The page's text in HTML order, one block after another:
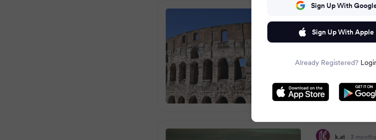
Neuer Orient-
k.at · 3
Sign Up With
Sign Up With Apple
Already Registered?